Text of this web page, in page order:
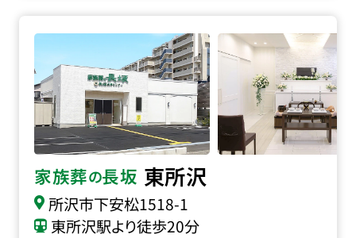
家族葬の長坂 東所沢
所沢市下安松1518-1
東所沢駅より徒歩20分